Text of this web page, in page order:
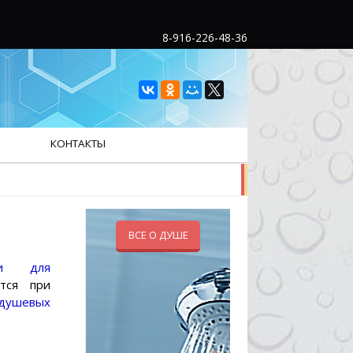
8-916-226-48-36
КОНТАКТЫ
для
при
ВСЕ О ДУШЕ